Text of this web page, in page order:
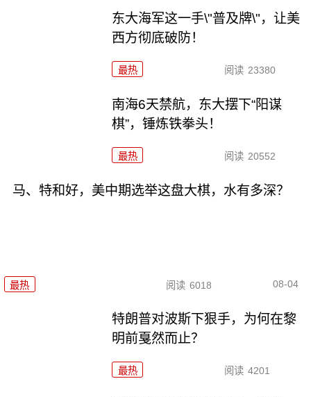
东大海军这一手\"普及牌\"，让美
西方彻底破防！
最热 阅读 23380
南海6天禁航，东大摆下“阳谋
棋”，锤炼铁拳头！
最热 阅读 20552
马、特和好，美中期选举这盘大棋，水有多深？
最热 阅读 6018 08-04
特朗普对波斯下狠手，为何在黎
明前戛然而止？
最热 阅读 4201